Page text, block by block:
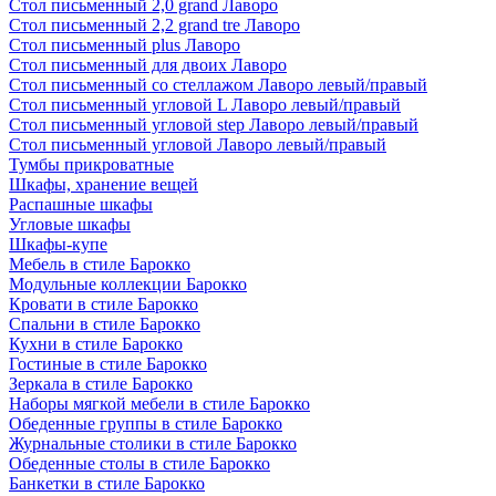
Стол письменный 2,0 grand Лаворо
Стол письменный 2,2 grand tre Лаворо
Стол письменный plus Лаворо
Стол письменный для двоих Лаворо
Стол письменный со стеллажом Лаворо левый/правый
Стол письменный угловой L Лаворо левый/правый
Стол письменный угловой step Лаворо левый/правый
Стол письменный угловой Лаворо левый/правый
Тумбы прикроватные
Шкафы, хранение вещей
Распашные шкафы
Угловые шкафы
Шкафы-купе
Мебель в стиле Барокко
Модульные коллекции Барокко
Кровати в стиле Барокко
Спальни в стиле Барокко
Кухни в стиле Барокко
Гостиные в стиле Барокко
Зеркала в стиле Барокко
Наборы мягкой мебели в стиле Барокко
Обеденные группы в стиле Барокко
Журнальные столики в стиле Барокко
Обеденные столы в стиле Барокко
Банкетки в стиле Барокко